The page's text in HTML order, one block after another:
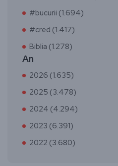
#bucurii (1.694)
#cred (1.417)
Biblia (1.278)
An
2026 (1.635)
2025 (3.478)
2024 (4.294)
2023 (6.391)
2022 (3.680)